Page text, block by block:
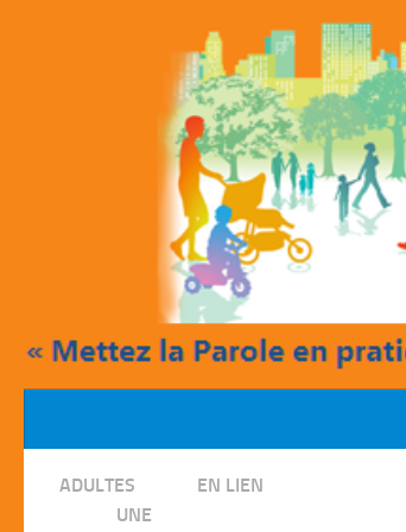
ADULTES EN LIEN
UNE